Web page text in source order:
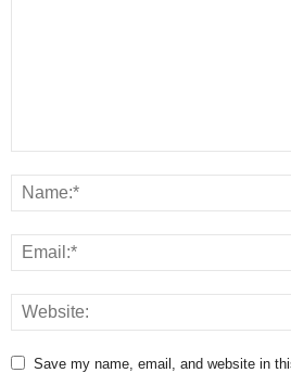
Save my name, email, and website in